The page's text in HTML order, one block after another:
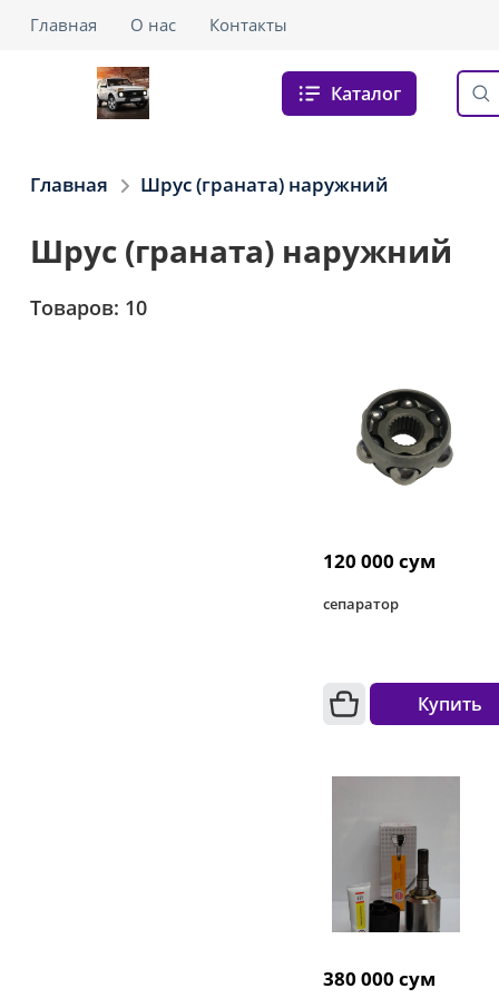
Главная О нас Контакты
Каталог
Главная Шрус (граната) наружний
Шрус (граната) наружний
Товаров: 10
120 000 сум
сепаратор
Купить
380 000 сум